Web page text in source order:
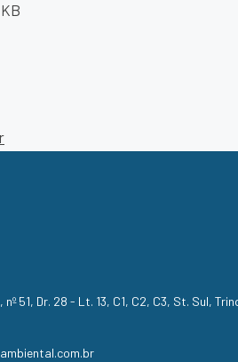
51, Dr. 28 - Lt. 13, C1, C2, C3, St. Sul,